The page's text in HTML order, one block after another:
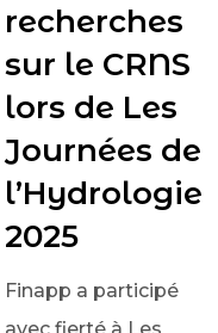
recherches
sur le CRNS
lors de Les
Journées de
l’Hydrologie
2025
Finapp a participé
avec fierté à Les